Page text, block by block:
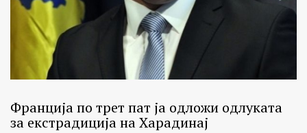
Франција по трет пат ја одложи одлуката
за екстрадиција на Харадинај